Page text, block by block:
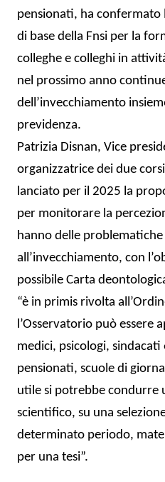
pensionati, ha confermato
di base della Fnsi per la
colleghe e colleghi in
nel prossimo anno
dell’invecchiamento
previdenza.
Patrizia Disnan, Vice
organizzatrice dei due
lanciato per il 2025 la
per monitorare la
hanno delle problematiche
all’invecchiamento, con
possibile Carta
“è in primis rivolta
l’Osservatorio può essere
medici, psicologi, sindacati
pensionati, scuole di
utile si potrebbe condurre
scientifico, su una
determinato periodo,
per una tesi”.